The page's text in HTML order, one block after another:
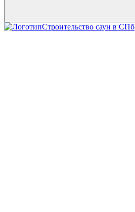
Строительство саун в СПб